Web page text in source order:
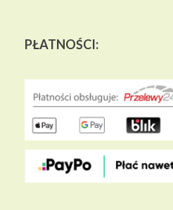
PŁATNOŚCI: